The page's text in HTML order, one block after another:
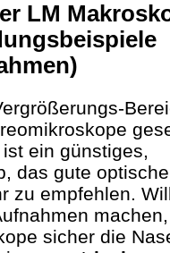
LM
ein günstiges,
das gute optische
zu empfehlen.
machen,
sicher die